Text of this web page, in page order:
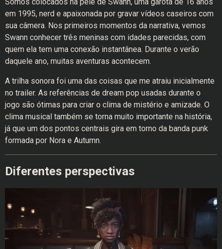
em 1995, nerd e apaixonada por gravar vídeos caseiros com
sua câmera. Nos primeiros momentos da narrativa, vemos
Swann conhecer três meninas com idades parecidas, com
quem ela tem uma conexão instantânea. Durante o verão
daquele ano, muitas aventuras acontecem.
A trilha sonora foi uma das coisas que me atraiu inicialmente
no trailer. As referências de dream pop usadas durante o
jogo são ótimas para criar o clima de mistério e amizade. O
clima musical também se torna muito importante na história,
já que um dos pontos centrais gira em torno da banda punk
formada por Nora e Autumn.
Diferentes perspectivas